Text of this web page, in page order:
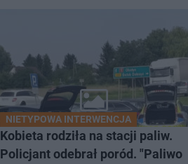
NIETYPOWA INTERWENCJA
Kobieta rodziła na stacji paliw.
Policjant odebrał poród. "Paliwo